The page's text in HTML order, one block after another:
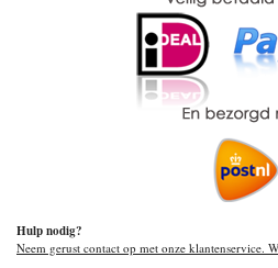
Hulp nodig?
Neem gerust contact op met onze klantenservice.